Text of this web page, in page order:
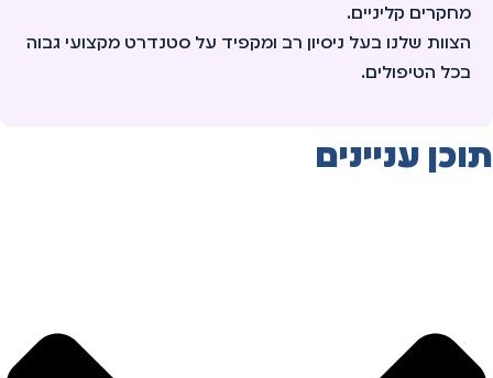
מחקרים קליניים.
הצוות שלנו בעל ניסיון רב ומקפיד על סטנדרט מקצועי גבוה
בכל הטיפולים.
תוכן עניינים